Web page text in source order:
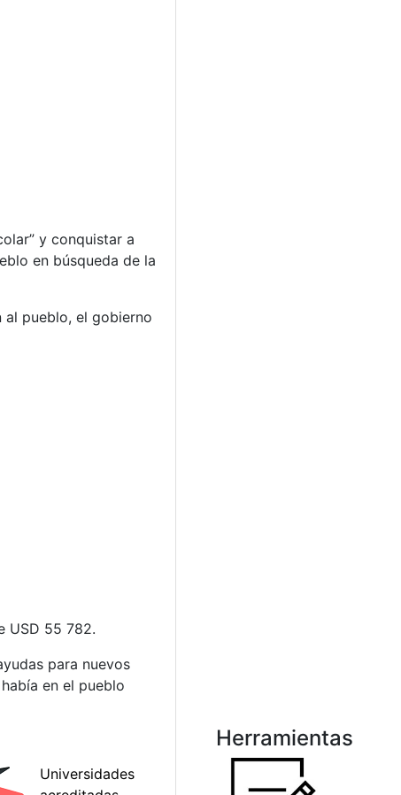
y conquistar a
en búsqueda de la
al pueblo, el gobierno
USD 55 782.
para nuevos
en el pueblo
Herramientas